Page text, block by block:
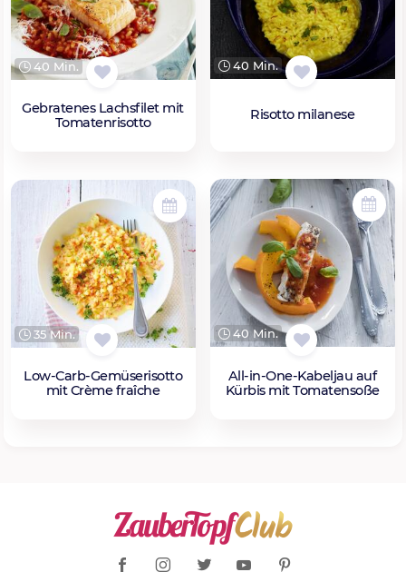
40 Min.
Gebratenes Lachsfilet mit
Tomatenrisotto
40 Min.
Risotto milanese
35 Min.
Low-Carb-Gemüserisotto
mit Crème fraîche
40 Min.
All-in-One-Kabeljau auf
Kürbis mit Tomatensoße